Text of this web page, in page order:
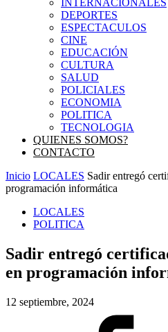
INTERNACIONALES
DEPORTES
ESPECTACULOS
CINE
EDUCACIÓN
CULTURA
SALUD
POLICIALES
ECONOMIA
POLITICA
TECNOLOGIA
QUIENES SOMOS?
CONTACTO
Inicio LOCALES Sadir entregó
programación informática
LOCALES
POLITICA
Sadir entregó
en programación
12 septiembre, 2024